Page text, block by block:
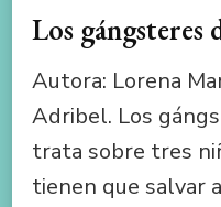
Los gángsteres
Autora: Lorena
Adribel. Los
trata sobre tres
tienen que salvar